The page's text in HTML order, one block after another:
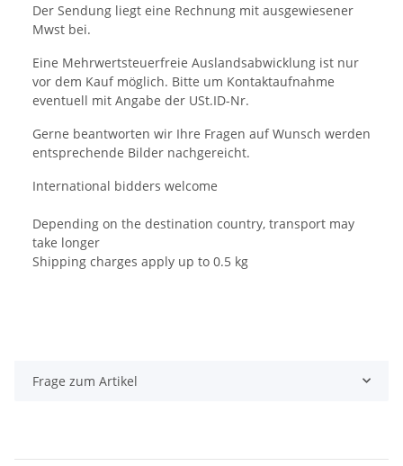
Der Sendung liegt eine Rechnung mit ausgewiesener
Mwst bei.
Eine Mehrwertsteuerfreie Auslandsabwicklung ist nur
vor dem Kauf möglich. Bitte um Kontaktaufnahme
eventuell mit Angabe der USt.ID-Nr.
Gerne beantworten wir Ihre Fragen auf Wunsch werden
entsprechende Bilder nachgereicht.
International bidders welcome
Depending on the destination country, transport may
take longer
Shipping charges apply up to 0.5 kg
Frage zum Artikel